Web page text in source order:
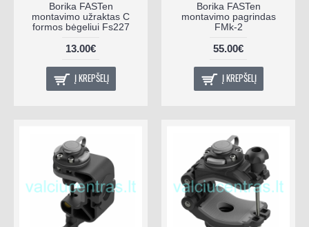
Borika FASTen
montavimo užraktas C
formos bėgeliui Fs227
13.00€
Į KREPŠELĮ
Borika FASTen
montavimo pagrindas
FMk-2
55.00€
Į KREPŠELĮ